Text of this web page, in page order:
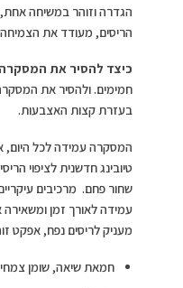
הגדרה וזוהר במשיחה אחת,
הריסים, מעודד את הצמיחה
כיצד להסיר את
חמימים. ולהסיר את
בעזרת קצות האצבעות.
המסקרה עמידה לכל היום,
טיובינג חדשנית לציפוי
שחור פחם. מרכיבים
עמידה לאורך זמן ומשאירה
מעניק לריסים נפח, אפקט
חמאת שיאה, שומן